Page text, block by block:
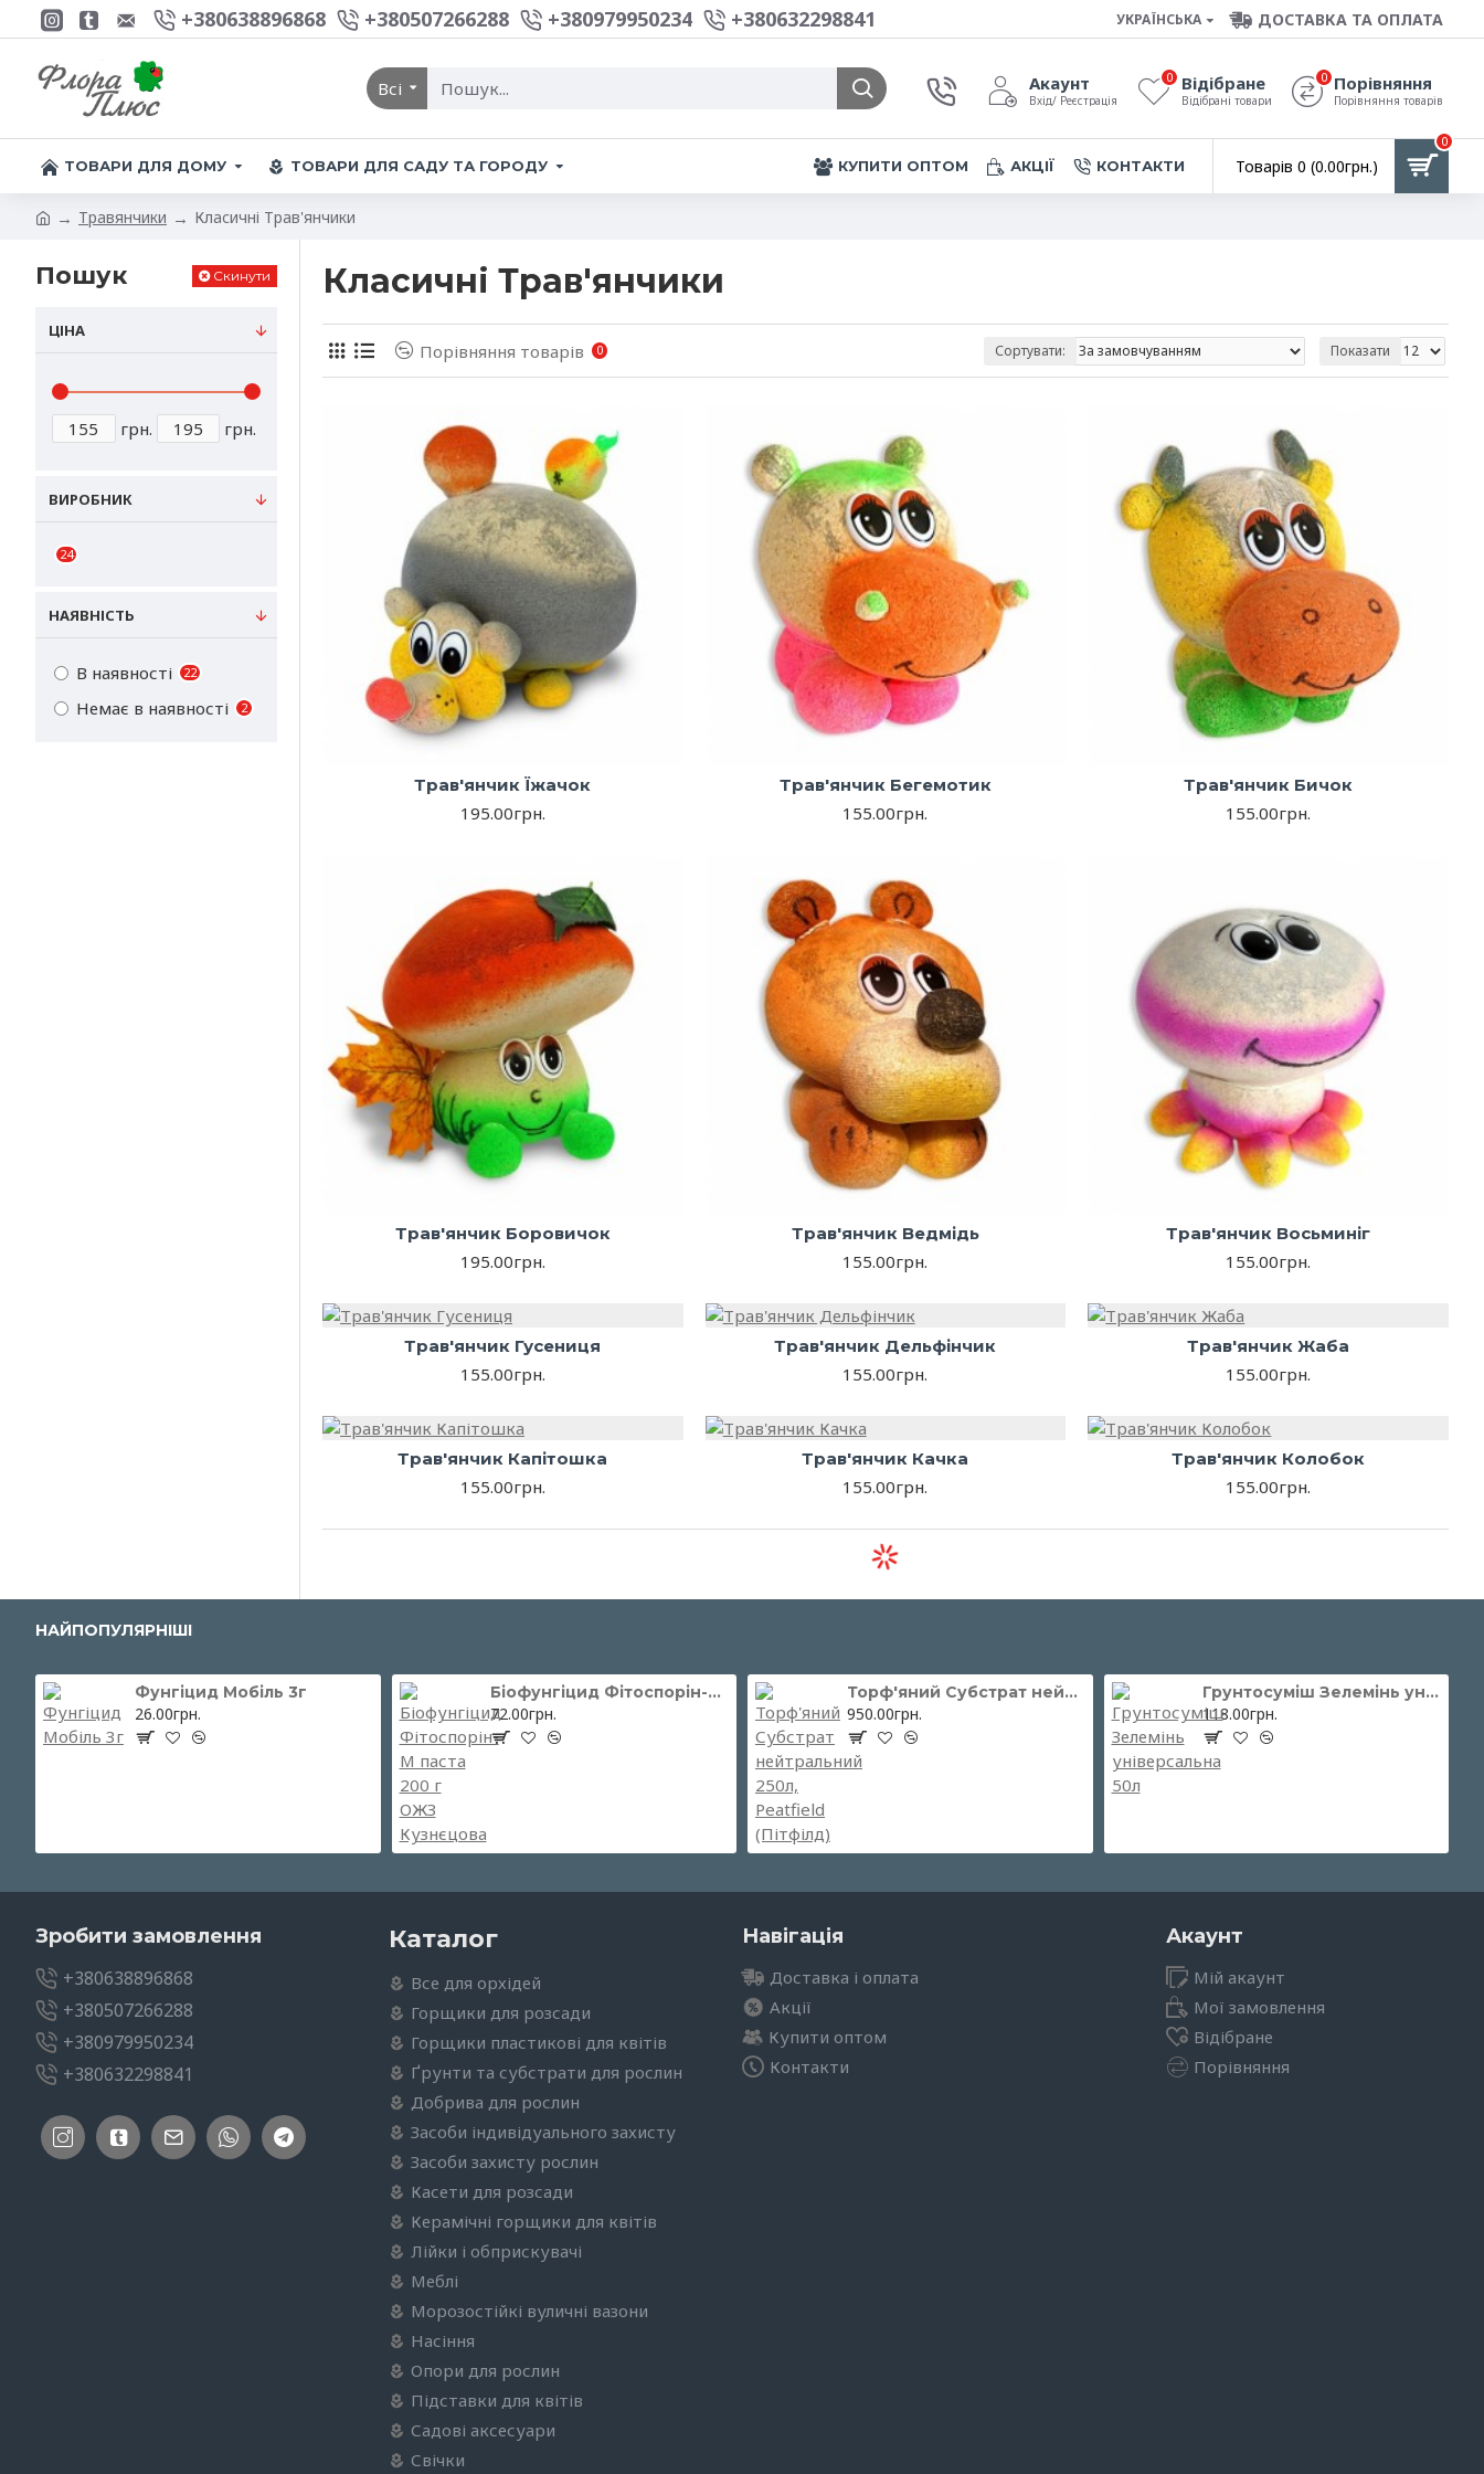
+380638896868 +380507266288 +380979950234 +380632298841 УКРАЇНСЬКА ДОСТАВКА ТА ОПЛАТА
Всі Акаунт
Вхід/ Реєстрація
Відібране
Відібрані товари
0 Порівняння
Порівняння товарів
0
ТОВАРИ ДЛЯ ДОМУ ТОВАРИ ДЛЯ САДУ ТА ГОРОДУ КУПИТИ ОПТОМ АКЦІЇ КОНТАКТИ Товарів 0 (0.00грн.)
0
Травянчики Класичні Трав'янчики
Пошук Скинути
ЦІНА
грн. грн.
ВИРОБНИК
24
НАЯВНІСТЬ
В наявності 22
Немає в наявності 2
Класичні Трав'янчики
Порівняння товарів 0 Сортувати: Показати
Трав'янчик Їжачок
195.00грн.
Трав'янчик Бегемотик
155.00грн.
Трав'янчик Бичок
155.00грн.
Трав'янчик Боровичок
195.00грн.
Трав'янчик Ведмідь
155.00грн.
Трав'янчик Восьминіг
155.00грн.
Трав'янчик Гусениця
155.00грн.
Трав'янчик Дельфінчик
155.00грн.
Трав'янчик Жаба
155.00грн.
Трав'янчик Капітошка
155.00грн.
Трав'янчик Качка
155.00грн.
Трав'янчик Колобок
155.00грн.
НАЙПОПУЛЯРНІШІ
Фунгіцид Мобіль 3г
26.00грн.
Біофунгіцид Фітоспорін-М паста 200 г ОЖЗ Кузнєцова
72.00грн.
Торф'яний Субстрат нейтральний 250л, Peatfield (Пітфілд)
950.00грн.
Грунтосуміш Зелемінь універсальна 50л
118.00грн.
Зробити замовлення
+380638896868
+380507266288
+380979950234
+380632298841
Каталог
Все для орхідей
Горщики для розсади
Горщики пластикові для квітів
Ґрунти та субстрати для рослин
Добрива для рослин
Засоби індивідуального захисту
Засоби захисту рослин
Касети для розсади
Керамічні горщики для квітів
Лійки і обприскувачі
Меблі
Морозостійкі вуличні вазони
Насіння
Опори для рослин
Підставки для квітів
Садові аксесуари
Свічки
Навігація
Доставка і оплата
Акції
Купити оптом
Контакти
Акаунт
Мій акаунт
Мої замовлення
Відібране
Порівняння